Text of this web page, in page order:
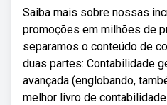
Saiba mais sobre nossas
promoções em milhões de
separamos o conteúdo de
duas partes: Contabilidade
avançada (englobando,
melhor livro de